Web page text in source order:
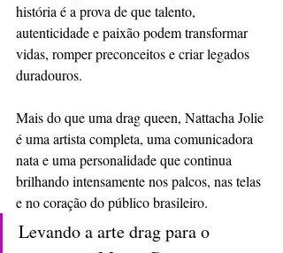
história é a prova de que talento,
autenticidade e paixão podem transformar
vidas, romper preconceitos e criar legados
duradouros.
Mais do que uma drag queen, Nattacha Jolie
é uma artista completa, uma comunicadora
nata e uma personalidade que continua
brilhando intensamente nos palcos, nas telas
e no coração do público brasileiro.
Levando a arte drag para o